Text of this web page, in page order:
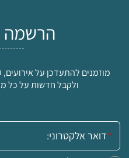
הרשמה
מוזמנים להתעדכן על
ולקבל חדשות על כל
אימייל: